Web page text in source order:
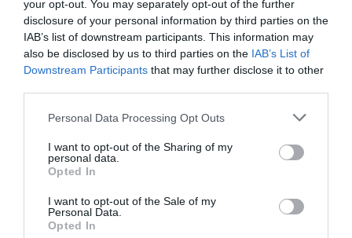
your opt-out. You may separately opt-out of the further
disclosure of your personal information by third parties on the
IAB’s list of downstream participants. This information may
also be disclosed by us to third parties on the IAB’s List of
Downstream Participants that may further disclose it to other
Personal Data Processing Opt Outs
I want to opt-out of the Sharing of my
personal data.
Opted In
I want to opt-out of the Sale of my
Personal Data.
Opted In
capital del Sahara Occidental, activistas de
derechos humanos denunciaron a La Razón que
Rabat « está ofreciendo dinero, varios miles de
dirhams, a saharauis para que se manifiesten el
domingo contra Haidar».
joseangel@hispanidad.com